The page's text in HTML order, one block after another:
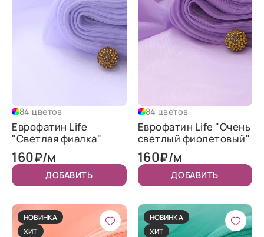
84 цветов
Еврофатин Life
"Светлая фиалка"
160₽/м
ДОБАВИТЬ
84 цветов
Еврофатин Life "Очень
светлый фиолетовый"
160₽/м
ДОБАВИТЬ
НОВИНКА
ХИТ
НОВИНКА
ХИТ